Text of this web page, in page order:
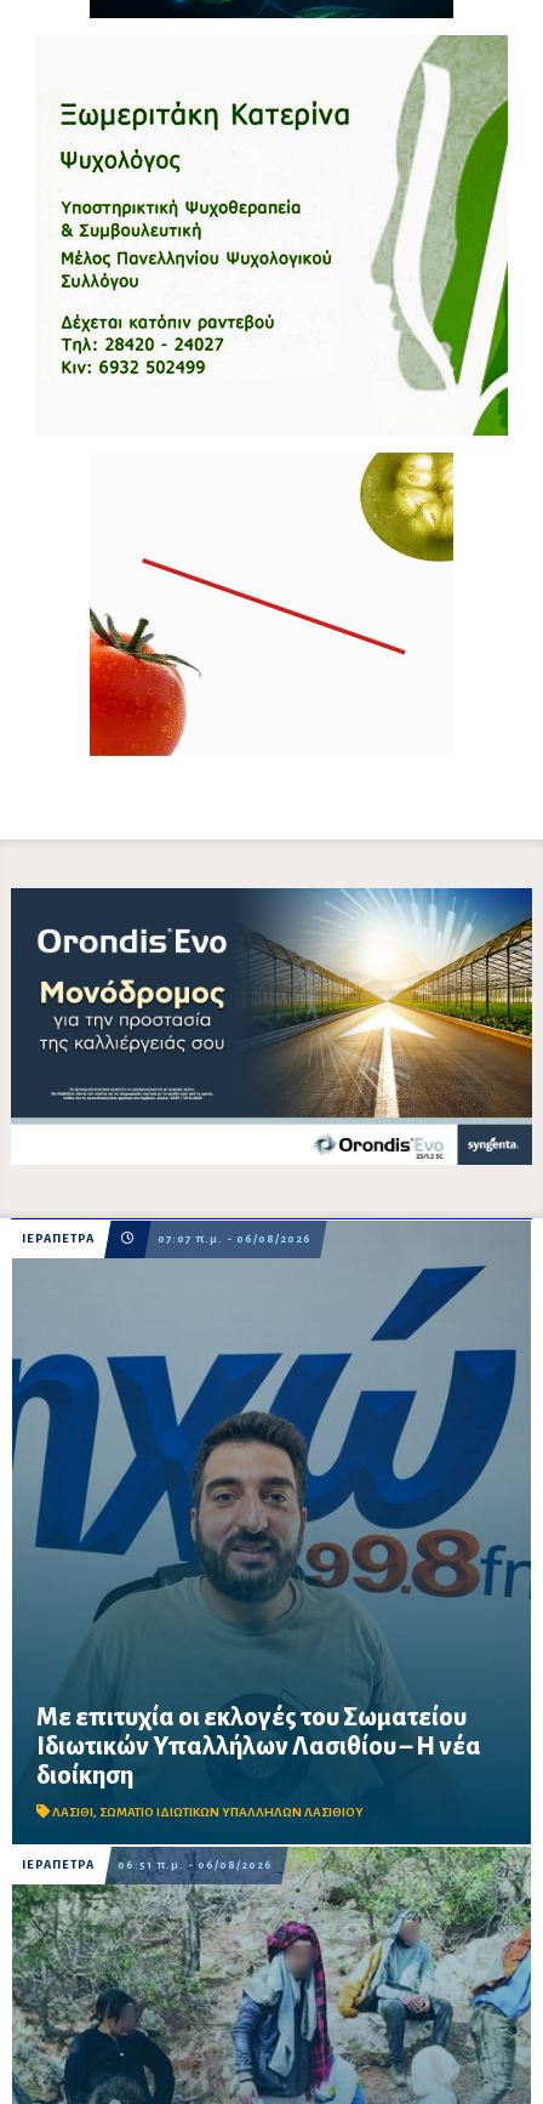
ΙΕΡΑΠΕΤΡΑ 07:07 π.μ. - 06/08/2026
Με επιτυχία οι εκλογές του Σωματείου
Ιδιωτικών Υπαλλήλων Λασιθίου – Η νέα
διοίκηση
ΛΑΣΙΘΙ, ΣΩΜΑΤΙΟ ΙΔΙΩΤΙΚΩΝ ΥΠΑΛΛΗΛΩΝ ΛΑΣΙΘΙΟΥ
Μαζική συμμετοχή εργαζομένων στις εκλογικές διαδικασίες σε
Άγιο Νικόλαο, Σητεία και Ιεράπετρα – Στο επίκεντρο οι
διεκδικήσεις για εργασιακά δικαιώματα, αυξήσεις μισθών και
συλλογικές συμβάσεις.
ΙΕΡΑΠΕΤΡΑ 06:51 π.μ. - 06/08/2026